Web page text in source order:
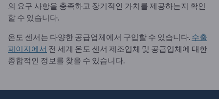
의 요구 사항을 충족하고 장기적인 가치를 제공하는지 확인
할 수 있습니다.
온도 센서는 다양한 공급업체에서 구입할 수 있습니다. 수출
페이지에서 전 세계 온도 센서 제조업체 및 공급업체에 대한
종합적인 정보를 찾을 수 있습니다.